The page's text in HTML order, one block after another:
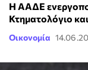
Η ΑΑΔΕ
Κτηματολόγιο
Οικονομία